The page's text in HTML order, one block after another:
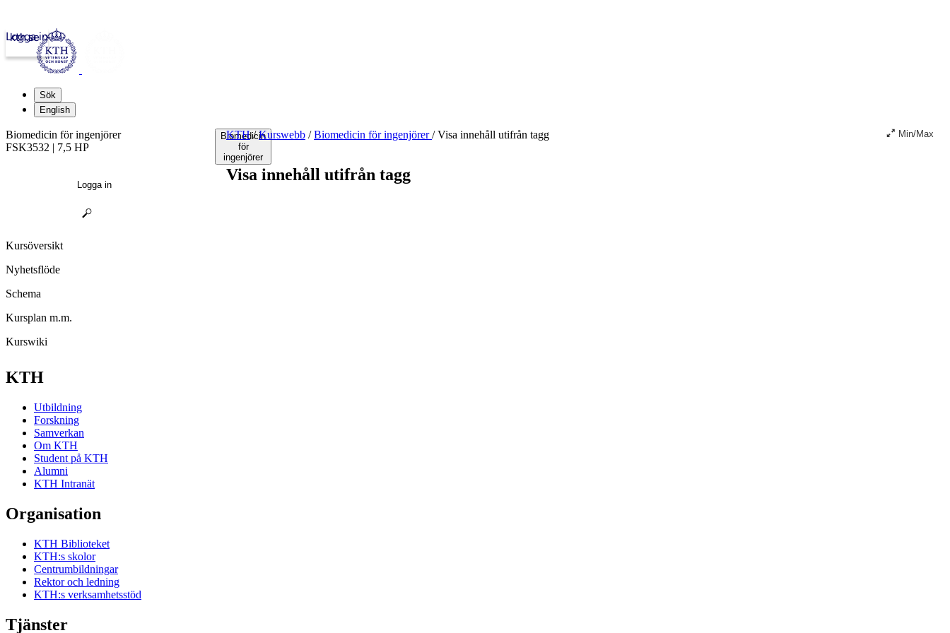
kth.se
Logga in
Sök
English
Biomedicin
för
ingenjörer
KTH / Kurswebb / Biomedicin för ingenjörer/Visa innehåll utifrån tagg Min/Max
Visa innehåll utifrån tagg
Biomedicin för ingenjörer
FSK3532 | 7,5 HP
Logga in
Kursöversikt
Nyhetsflöde
Schema
Kursplan m.m.
Kurswiki
KTH
Utbildning
Forskning
Samverkan
Om KTH
Student på KTH
Alumni
KTH Intranät
Organisation
KTH Biblioteket
KTH:s skolor
Centrumbildningar
Rektor och ledning
KTH:s verksamhetsstöd
Tjänster